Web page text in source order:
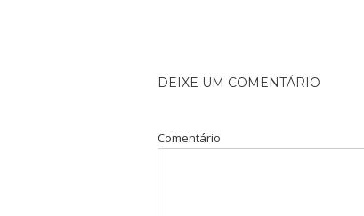
DEIXE UM COMENTÁRIO
Comentário